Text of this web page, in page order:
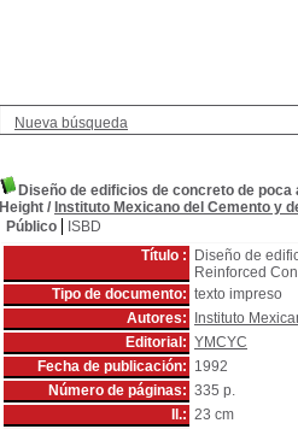
Nueva búsqueda
Diseño de edificios de concreto de
Height / Instituto Mexicano del Cemento y
Público
ISBD
Título :
Diseño de
Reinforced
Tipo de documento: texto impreso
Autores:
Instituto
Editorial: YMCYC
Fecha de publicación: 1992
Número de páginas: 335 p.
Il.: 23 cm